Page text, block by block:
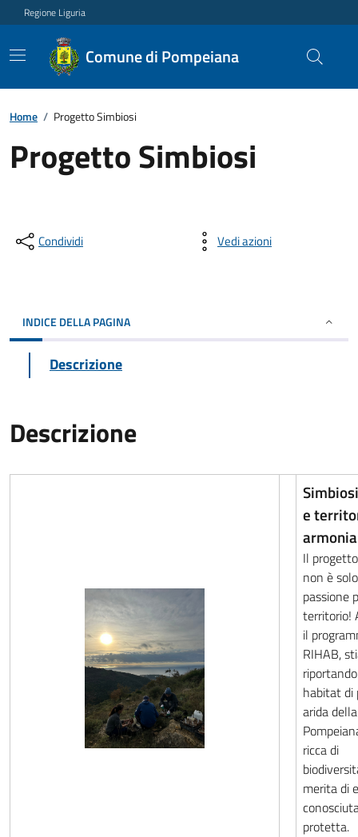
Regione Liguria
Comune di Pompeiana
Home / Progetto Simbiosi
Progetto Simbiosi
Condividi Vedi azioni
INDICE DELLA PAGINA
Descrizione
Descrizione
e
armonia
Il
non è
passione
territorio!
il
RIHAB,
habitat di
arida
ricca di
merita di
protetta.